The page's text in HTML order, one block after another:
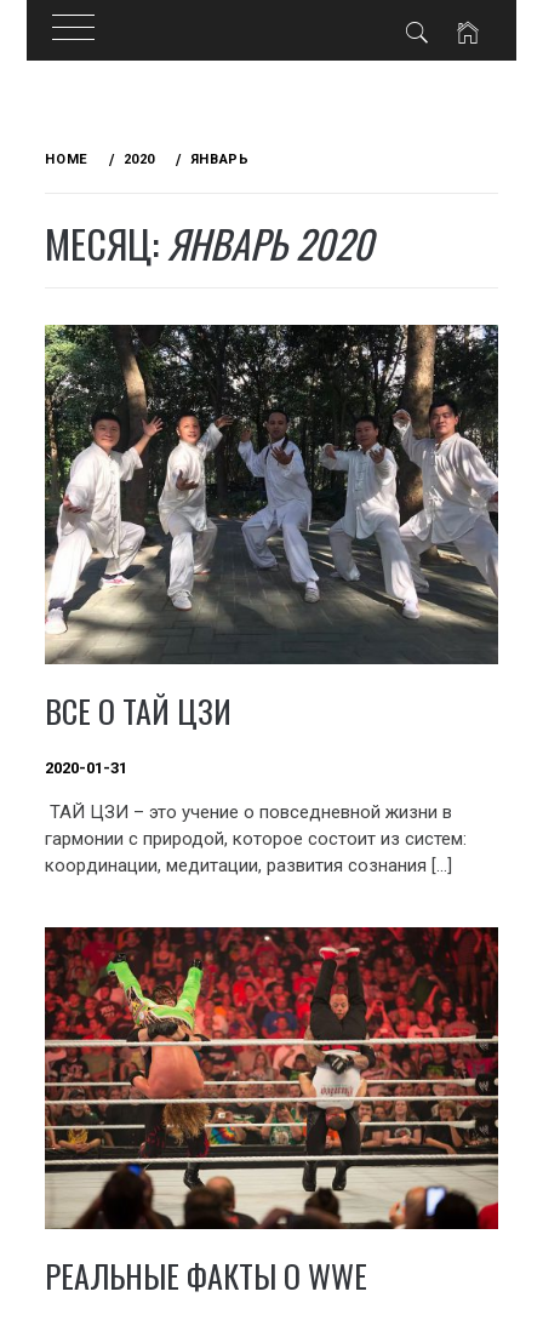
HOME 2020 ЯНВАРЬ
МЕСЯЦ:ЯНВАРЬ 2020
ВСЕ О ТАЙ ЦЗИ
2020-01-31
ТАЙ ЦЗИ – это учение о повседневной жизни в
гармонии с природой, которое состоит из систем:
координации, медитации, развития сознания […]
РЕАЛЬНЫЕ ФАКТЫ О WWE